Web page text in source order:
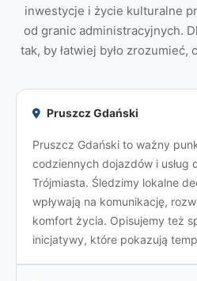
inwestycje i życie kulturalne
od granic administracyjnych.
tak, by łatwiej było zrozumieć,
Pruszcz Gdański
Pruszcz Gdański to ważny
codziennych dojazdów i usług
Trójmiasta. Śledzimy lokalne
wpływają na komunikację,
komfort życia. Opisujemy też
inicjatywy, które pokazują